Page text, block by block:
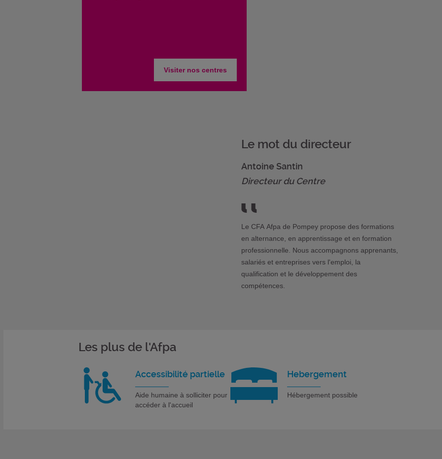
Visiter nos centres
Le mot du directeur
Antoine Santin
Directeur du Centre
Le CFA Afpa de Pompey propose des formations
en alternance, en apprentissage et en formation
professionnelle. Nous accompagnons apprenants,
salariés et entreprises vers l'emploi, la
qualification et le développement des
compétences.
Les plus de l'Afpa
Accessibilité partielle
Aide humaine à solliciter pour
accéder à l'accueil
Hebergement
Hébergement possible